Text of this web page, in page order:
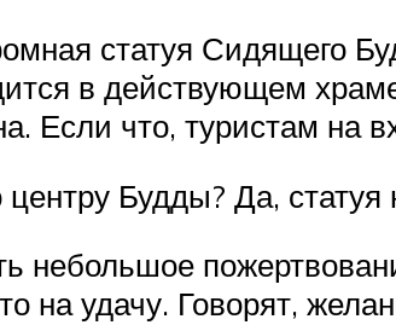
статуя Сидящего
в действующем
Если что, туристам на
Будды? Да, статуя
небольшое
на удачу. Говорят,